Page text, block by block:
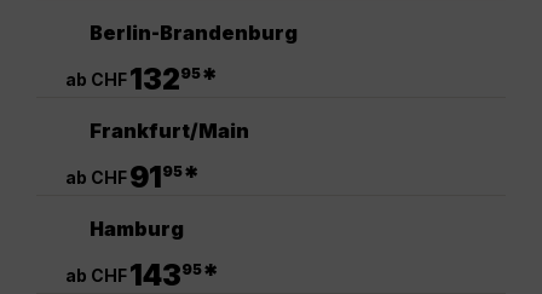
Berlin-Brandenburg
ab CHF13295*
Frankfurt/Main
ab CHF9195*
Hamburg
ab CHF14395*